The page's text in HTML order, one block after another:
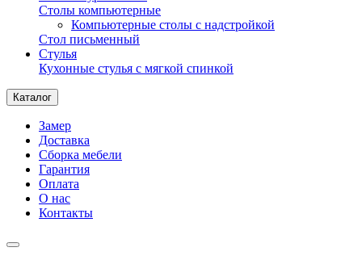
Столы компьютерные
Компьютерные столы с надстройкой
Стол письменный
Стулья
Кухонные стулья с мягкой спинкой
Каталог
Замер
Доставка
Сборка мебели
Гарантия
Оплата
О нас
Контакты